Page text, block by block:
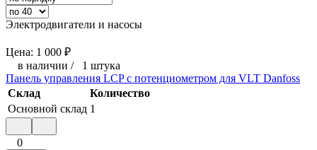
Электродвигатели и насосы
Цена: 1 000 ₽
в наличии / 1 штука
Панель управления LCP с потенциометром для VLT Danfoss
Склад
Количество
Основной склад 1
0